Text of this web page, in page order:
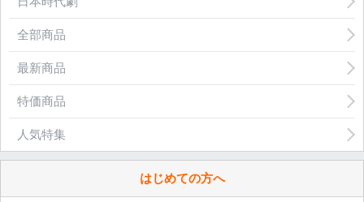
全部商品
最新商品
特価商品
人気特集
はじめての方へ